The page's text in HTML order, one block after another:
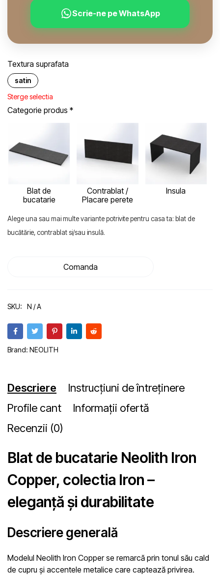
Scrie-ne pe WhatsApp
Textura suprafata
satin
Sterge selectia
Categorie produs *
Blat de
bucatarie
Contrablat /
Placare perete
Insula
Alege una sau mai multe variante potrivite pentru casa ta: blat de
bucătărie, contrablat si/sau insulă.
Comanda
SKU: N / A
Brand: NEOLITH
Descriere
Instrucțiuni de întreținere
Profile cant
Informații ofertă
Recenzii (0)
Blat de bucatarie Neolith Iron
Copper, colectia Iron –
eleganță și durabilitate
Descriere generală
Modelul Neolith Iron Copperse remarcă prin tonul său cald
de cupru și accentele metalice care captează privirea.